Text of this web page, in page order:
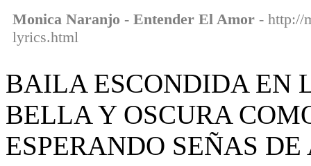
Monica Naranjo - Entender El Amor - http://
lyrics.html
BAILA ESCONDIDA EN
BELLA Y OSCURA
ESPERANDO SEÑAS